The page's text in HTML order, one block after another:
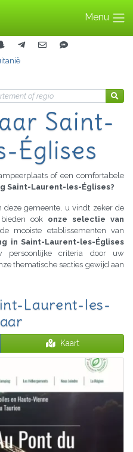
Menu
Saint-
Églises
of een comfortabele
Saint-Laurent-les-Églises?
gemeente, u vindt zeker de
ook onze selectie van
mooiste etablissementen van
in Saint-Laurent-les-Églises
persoonlijke criteria door uw
thematische secties gewijd aan
Laurent-les-
Kaart